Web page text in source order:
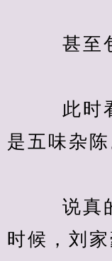
甚至包
此时看
是五味杂陈
说真的
时候，刘